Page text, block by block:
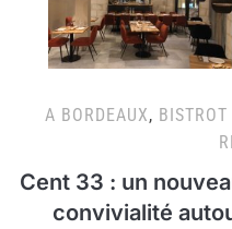
A BORDEAUX,
Cent 33 : un
convivialité